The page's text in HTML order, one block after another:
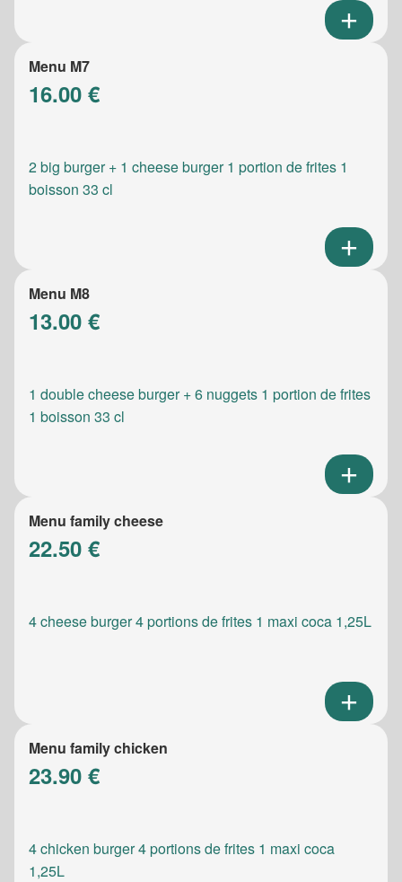
Menu M7
16.00 €
2 big burger + 1 cheese burger 1 portion de frites 1
boisson 33 cl
Menu M8
13.00 €
1 double cheese burger + 6 nuggets 1 portion de frites
1 boisson 33 cl
Menu family cheese
22.50 €
4 cheese burger 4 portions de frites 1 maxi coca 1,25L
Menu family chicken
23.90 €
4 chicken burger 4 portions de frites 1 maxi coca
1,25L